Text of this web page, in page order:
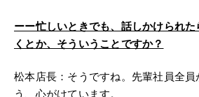
ーー忙しいときでも、話しかけられ
くとか、そういうことですか？
松本店長：そうですね。先輩社員全員
う、心がけています。